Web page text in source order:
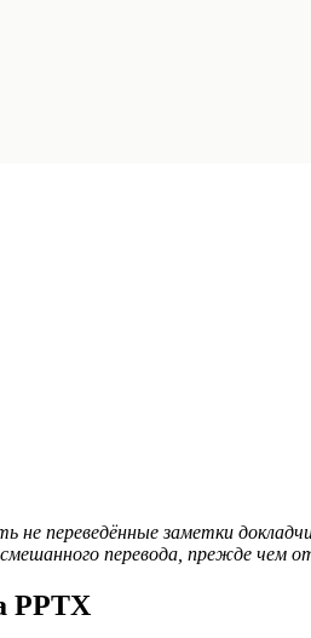
переведённые заметки
перевода, прежде чем
PPTX